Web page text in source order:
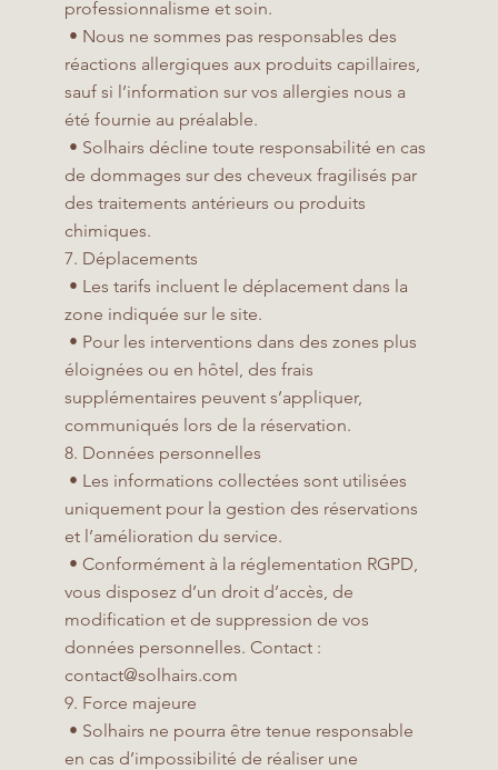
professionnalisme et soin.
• Nous ne sommes pas responsables des
réactions allergiques aux produits capillaires,
sauf si l’information sur vos allergies nous a
été fournie au préalable.
• Solhairs décline toute responsabilité en cas
de dommages sur des cheveux fragilisés par
des traitements antérieurs ou produits
chimiques.
7. Déplacements
• Les tarifs incluent le déplacement dans la
zone indiquée sur le site.
• Pour les interventions dans des zones plus
éloignées ou en hôtel, des frais
supplémentaires peuvent s’appliquer,
communiqués lors de la réservation.
8. Données personnelles
• Les informations collectées sont utilisées
uniquement pour la gestion des réservations
et l’amélioration du service.
• Conformément à la réglementation RGPD,
vous disposez d’un droit d’accès, de
modification et de suppression de vos
données personnelles. Contact :
contact@solhairs.com
9. Force majeure
• Solhairs ne pourra être tenue responsable
en cas d’impossibilité de réaliser une